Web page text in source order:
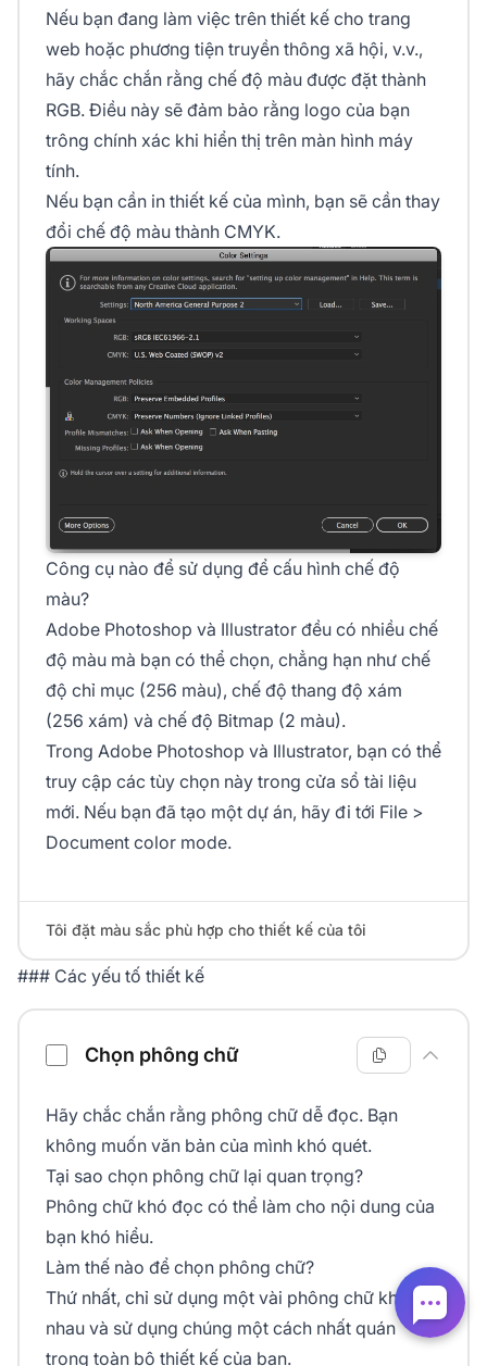
Nếu bạn đang làm việc trên thiết kế cho trang
web hoặc phương tiện truyền thông xã hội, v.v.,
hãy chắc chắn rằng chế độ màu được đặt thành
RGB. Điều này sẽ đảm bảo rằng logo của bạn
trông chính xác khi hiển thị trên màn hình máy
tính.
Nếu bạn cần in thiết kế của mình, bạn sẽ cần thay
đổi chế độ màu thành CMYK.
Công cụ nào để sử dụng để cấu hình chế độ
màu?
Adobe Photoshop và Illustrator đều có nhiều chế
độ màu mà bạn có thể chọn, chẳng hạn như chế
độ chỉ mục (256 màu), chế độ thang độ xám
(256 xám) và chế độ Bitmap (2 màu).
Trong Adobe Photoshop và Illustrator, bạn có thể
truy cập các tùy chọn này trong cửa sổ tài liệu
mới. Nếu bạn đã tạo một dự án, hãy đi tới File >
Document color mode.
Tôi đặt màu sắc phù hợp cho thiết kế của tôi
### Các yếu tố thiết kế
Chọn phông chữ
Hãy chắc chắn rằng phông chữ dễ đọc. Bạn
không muốn văn bản của mình khó quét.
Tại sao chọn phông chữ lại quan trọng?
Phông chữ khó đọc có thể làm cho nội dung của
bạn khó hiểu.
Làm thế nào để chọn phông chữ?
Thứ nhất, chỉ sử dụng một vài phông chữ khác
nhau và sử dụng chúng một cách nhất quán
trong toàn bộ thiết kế của bạn.